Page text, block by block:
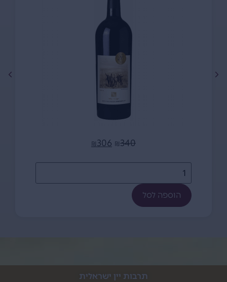
₪340
₪ 306
הוספה לסל
תרבות יין ישראלית